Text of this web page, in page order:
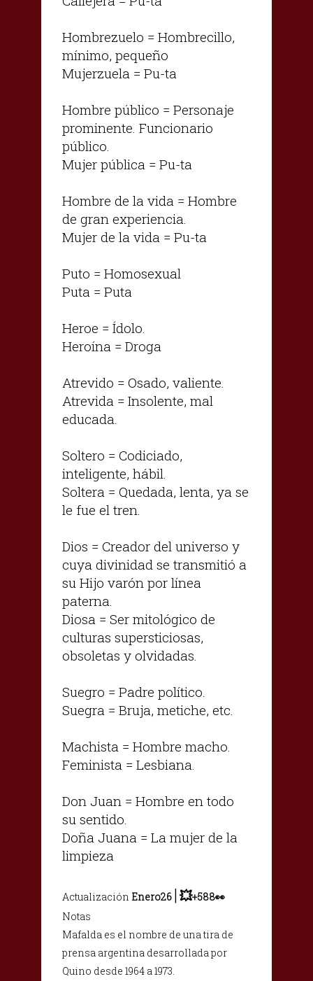
Hombrezuelo = Hombrecillo,
mínimo, pequeño
Mujerzuela = Pu-ta
Hombre público = Personaje
prominente. Funcionario
público.
Mujer pública = Pu-ta
Hombre de la vida = Hombre
de gran experiencia.
Mujer de la vida = Pu-ta
Puto = Homosexual
Puta = Puta
Heroe = Ídolo.
Heroína = Droga
Atrevido = Osado, valiente.
Atrevida = Insolente, mal
educada.
Soltero = Codiciado,
inteligente, hábil.
Soltera = Quedada, lenta, ya se
le fue el tren.
Dios = Creador del universo y
cuya divinidad se transmitió a
su Hijo varón por línea
paterna.
Diosa = Ser mitológico de
culturas supersticiosas,
obsoletas y olvidadas.
Suegro = Padre político.
Suegra = Bruja, metiche, etc.
Machista = Hombre macho.
Feminista = Lesbiana.
Don Juan = Hombre en todo
su sentido.
Doña Juana = La mujer de la
limpieza
Actualización Enero26 |💥+588👀
Notas
Mafalda es el nombre de una tira de
prensa argentina desarrollada por
Quino desde 1964 a 1973.